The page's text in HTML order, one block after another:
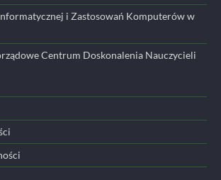
i Zastosowań Komputerów w
Centrum Doskonalenia Nauczycieli